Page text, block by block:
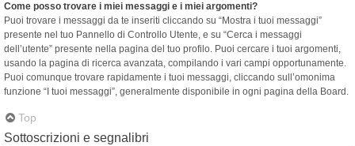
Come posso trovare i miei messaggi e i miei argomenti?
Puoi trovare i messaggi da te inseriti cliccando su “Mostra i tuoi messaggi”
presente nel tuo Pannello di Controllo Utente, e su “Cerca i messaggi
dell’utente” presente nella pagina del tuo profilo. Puoi cercare i tuoi argomenti,
usando la pagina di ricerca avanzata, compilando i vari campi opportunamente.
Puoi comunque trovare rapidamente i tuoi messaggi, cliccando sull’omonima
funzione “I tuoi messaggi”, generalmente disponibile in ogni pagina della Board.
Top
Sottoscrizioni e segnalibri